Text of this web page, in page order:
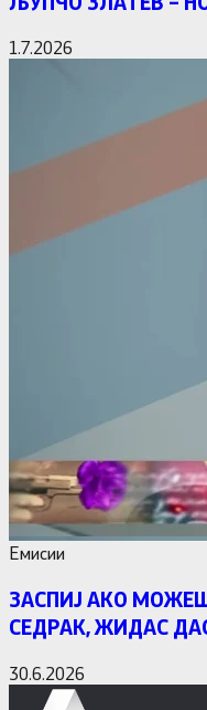
1.7.2026
Емисии
ЗАСПИЈ АКО
СЕДРАК, ЖИДАС
30.6.2026